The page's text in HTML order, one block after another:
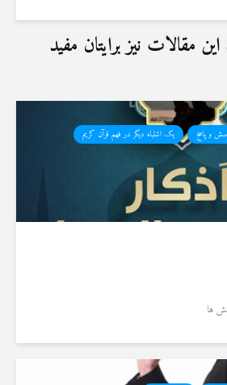
مقالات نیز برایتان مفید
و پاسخ یک اشتباه دیگر در فهم قرآن کریم